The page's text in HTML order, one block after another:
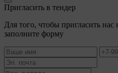
Пригласить в тендер
Для того, чтобы пригласить нас
заполните форму